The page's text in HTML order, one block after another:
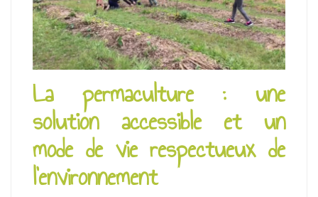
La permaculture : une
solution accessible et un
mode de vie respectueux de
l’environnement